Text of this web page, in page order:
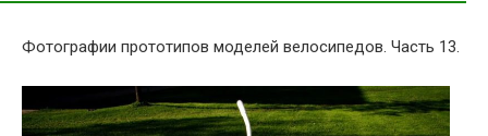
Фотографии прототипов моделей велосипедов. Часть 13.